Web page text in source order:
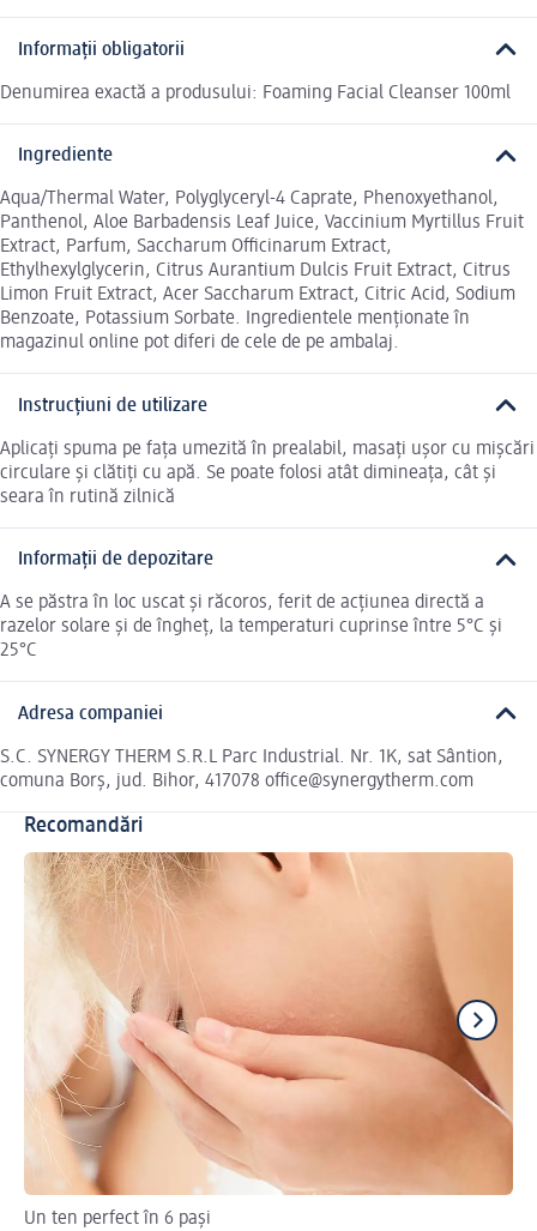
Informații obligatorii
Denumirea exactă a produsului: Foaming Facial Cleanser 100ml
Ingrediente
Aqua/Thermal Water, Polyglyceryl-4 Caprate, Phenoxyethanol,
Panthenol, Aloe Barbadensis Leaf Juice, Vaccinium Myrtillus Fruit
Extract, Parfum, Saccharum Officinarum Extract,
Ethylhexylglycerin, Citrus Aurantium Dulcis Fruit Extract, Citrus
Limon Fruit Extract, Acer Saccharum Extract, Citric Acid, Sodium
Benzoate, Potassium Sorbate. Ingredientele menționate în
magazinul online pot diferi de cele de pe ambalaj.
Instrucțiuni de utilizare
Aplicați spuma pe fața umezită în prealabil, masați ușor cu mișcări
circulare și clătiți cu apă. Se poate folosi atât dimineața, cât și
seara în rutină zilnică
Informații de depozitare
A se păstra în loc uscat și răcoros, ferit de acțiunea directă a
razelor solare și de îngheț, la temperaturi cuprinse între 5°C și
25°C
Adresa companiei
S.C. SYNERGY THERM S.R.L Parc Industrial. Nr. 1K, sat Sântion,
comuna Borș, jud. Bihor, 417078 office@synergytherm.com
Recomandări
Un ten perfect în 6 pași